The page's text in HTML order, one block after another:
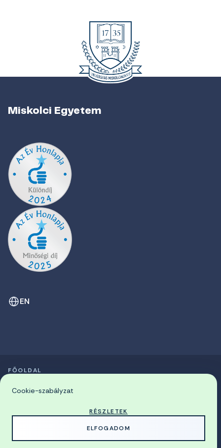
Miskolci Egyetem
EN
© 2026 Miskolci Egyetem
FŐOLDAL
Cookie-szabályzat
RÉSZLETEK
ELFOGADOM